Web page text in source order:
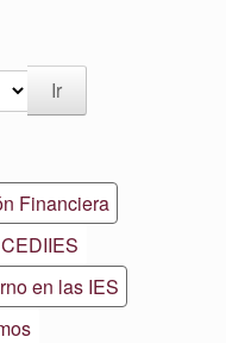
Financiera
CEDIIES
en las IES